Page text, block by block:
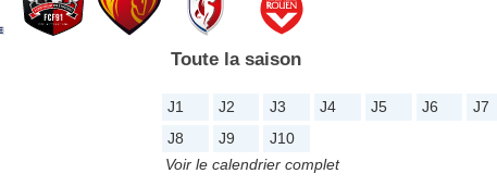
Toute la saison
J1 J2 J3 J4 J5 J6
J7
J8
J9
J10
Voir le calendrier complet